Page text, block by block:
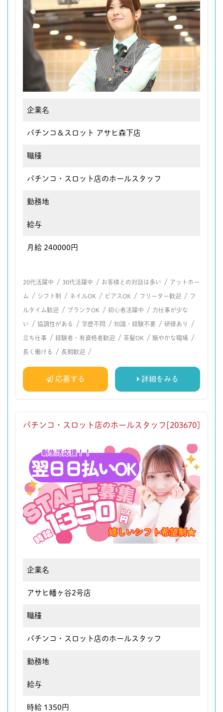
企業名
パチンコ＆スロット アサヒ森下店
職種
パチンコ・スロット店のホールスタッフ
勤務地
給与
月給 240000円
20代活躍中 / 30代活躍中 / お客様との対話は多い / アットホー
ム / シフト制 / ネイルOK / ピアスOK / フリーター歓迎 / フ
ルタイム歓迎 / ブランクOK / 初心者活躍中 / 力仕事が少な
い / 協調性がある / 学歴不問 / 知識・経験不要 / 研修あり /
立ち仕事 / 経験者・有資格者歓迎 / 茶髪OK / 賑やかな職場 /
長く働ける / 長期歓迎 /
応募する 詳細をみる
パチンコ・スロット店のホールスタッフ[203670]
企業名
アサヒ幡ヶ谷2号店
職種
パチンコ・スロット店のホールスタッフ
勤務地
給与
時給 1350円